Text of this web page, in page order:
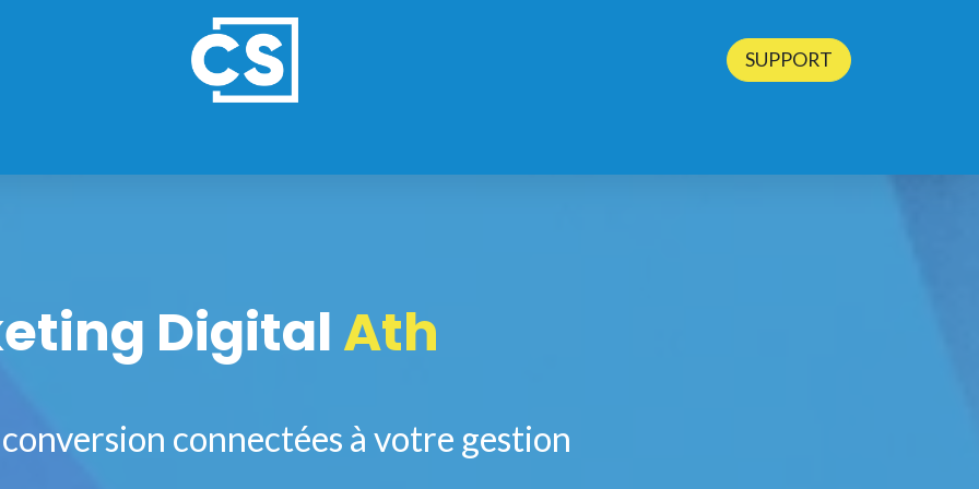
SUPPORT
DigitalAth
connectées à votre gestion